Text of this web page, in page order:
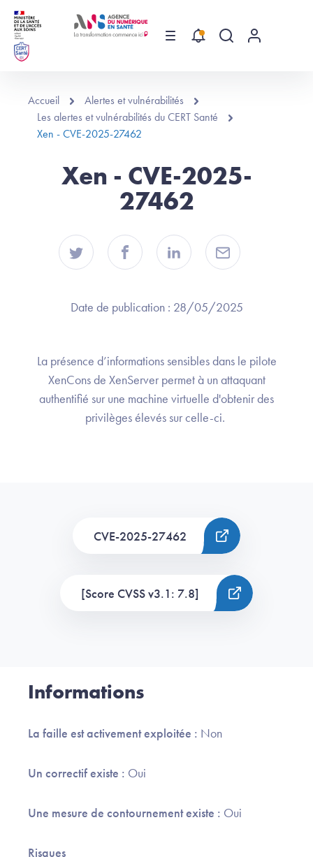
Aller au contenu principal
Menu Recherche
Menu
Accueil
Alertes et vulnérabilités
Les alertes et vulnérabilités du CERT Santé
Xen - CVE-2025-27462
Xen - CVE-2025-
27462
Date de publication : 28/05/2025
La présence d’informations sensibles dans le pilote
XenCons de XenServer permet à un attaquant
authentifié sur une machine virtuelle d'obtenir des
privilèges élevés sur celle-ci.
CVE-2025-27462
[Score CVSS v3.1: 7.8]
Informations
La faille est activement exploitée : Non
Un correctif existe : Oui
Une mesure de contournement existe : Oui
Risques